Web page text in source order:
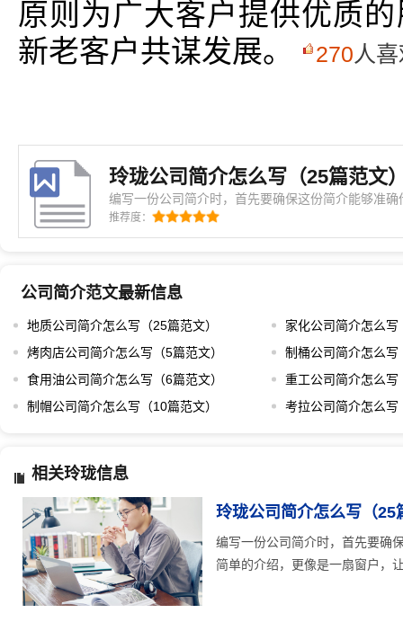
原则为广大客户提供优质
新老客户共谋发展。
270人
玲珑公司简介怎么写（25篇范文
编写一份公司简介时，首先要确保这份简介能够准
围。这不仅仅是一份简单的介绍，更像是一扇窗户
此，在动笔前，需要对公司自身的定位、目标客户
推荐度：
公司简介范文最新信息
地质公司简介怎么写（25篇范文）
家化公司简介怎么写
烤肉店公司简介怎么写（5篇范文）
制桶公司简介怎么写
食用油公司简介怎么写（6篇范文）
重工公司简介怎么写
制帽公司简介怎么写（10篇范文）
考拉公司简介怎么写
相关玲珑信息
玲珑公司简介怎么写（25
编写一份公司简介时，首先要确
简单的介绍，更像是一扇窗户，